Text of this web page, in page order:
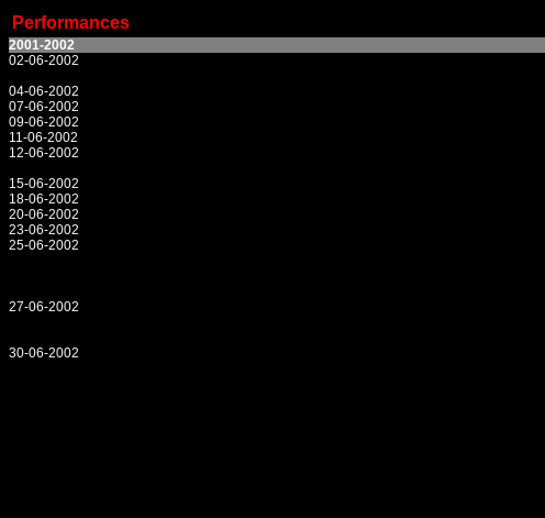
Performances
2001-2002
02-06-2002
04-06-2002
07-06-2002
09-06-2002
11-06-2002
12-06-2002
15-06-2002
18-06-2002
20-06-2002
23-06-2002
25-06-2002
27-06-2002
30-06-2002